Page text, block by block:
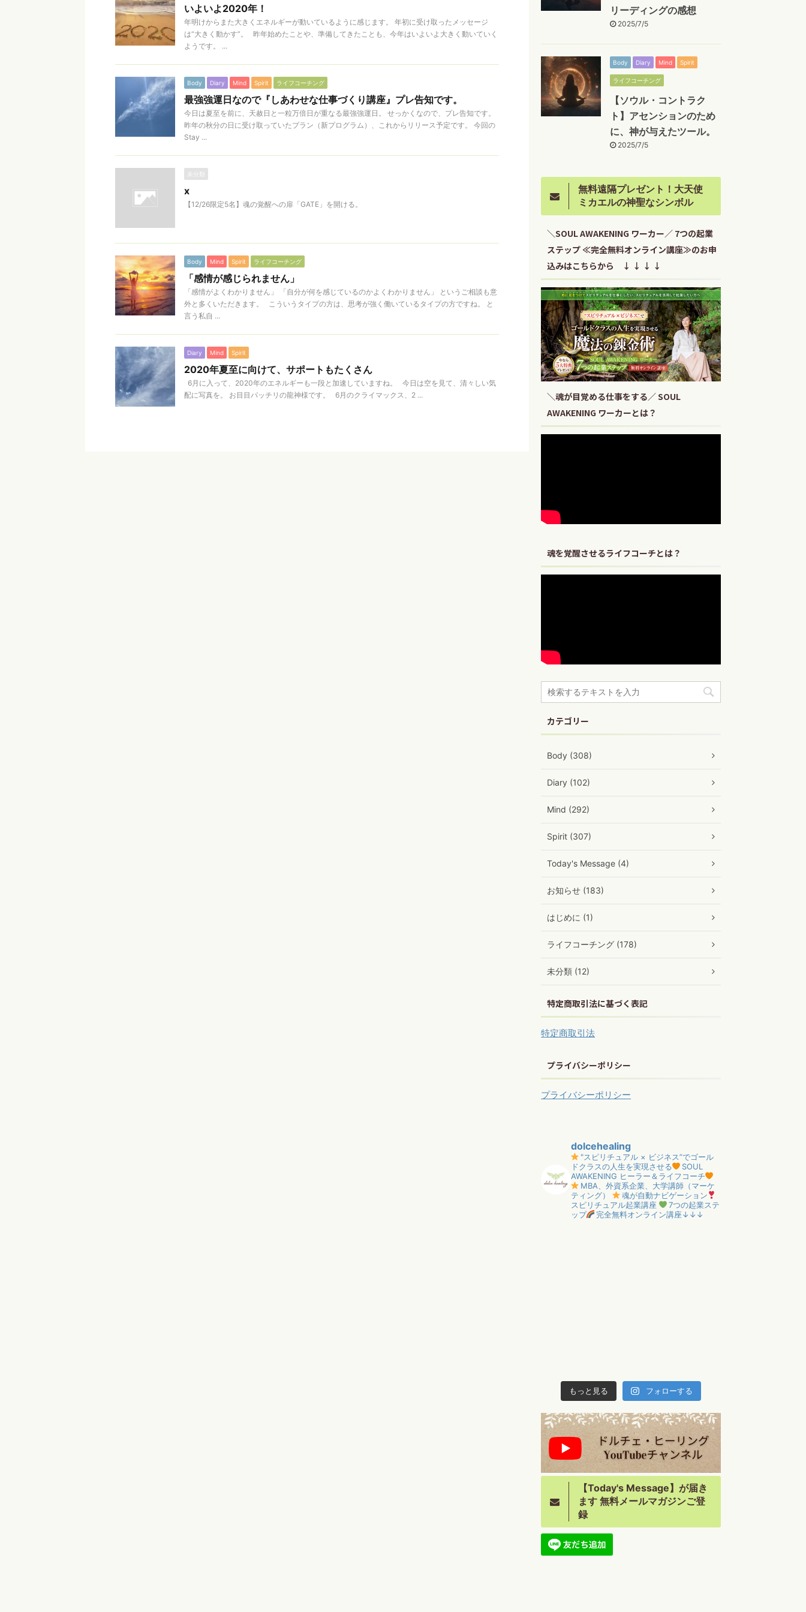
いよいよ2020年！
年明けからまた大きくエネルギーが動いているように感じます。 年初に受け取ったメッセージ
は“大きく動かす”。 昨年始めたことや、準備してきたことも、今年はいよいよ大きく動いていく
ようです。 ...
Body Diary Mind Spirit ライフコーチング
最強強運日なので『しあわせな仕事づくり講座』プレ告知です。
今日は夏至を前に、天赦日と一粒万倍日が重なる最強強運日。 せっかくなので、プレ告知です。
昨年の秋分の日に受け取っていたプラン（新プログラム）、これからリリース予定です。 今回の
Stay ...
未分類
x
【12/26限定5名】魂の覚醒への扉「GATE」を開ける。
Body Mind Spirit ライフコーチング
「感情が感じられません」
「感情がよくわかりません」 「自分が何を感じているのかよくわかりません」 というご相談も意
外と多くいただきます。 こういうタイプの方は、思考が強く働いているタイプの方ですね。 と
言う私自 ...
Diary Mind Spirit
2020年夏至に向けて、サポートもたくさん
6月に入って、2020年のエネルギーも一段と加速していますね。 今日は空を見て、清々しい気
配に写真を。 お目目パッチリの龍神様です。 6月のクライマックス、2 ...
リーディングの感想
2025/7/5
Body Diary Mind Spirit
ライフコーチング
【ソウル・コントラク
ト】アセンションのため
に、神が与えたツール。
2025/7/5
無料遠隔プレゼント！大天使
ミカエルの神聖なシンボル
＼SOUL AWAKENING ワーカー／ 7つの起業
ステップ ≪完全無料オンライン講座≫のお申
込みはこちらから ↓ ↓ ↓ ↓
＼魂が目覚める仕事をする／ SOUL
AWAKENING ワーカーとは？
魂を覚醒させるライフコーチとは？
カテゴリー
Body (308)
Diary (102)
Mind (292)
Spirit (307)
Today's Message (4)
お知らせ (183)
はじめに (1)
ライフコーチング (178)
未分類 (12)
特定商取引法に基づく表記
特定商取引法
プライバシーポリシー
プライバシーポリシー
dolcehealing
"スピリチュアル × ビジネス”でゴール
ドクラスの人生を実現させる
SOUL
AWAKENING ヒーラー＆ライフコーチ
MBA、外資系企業、大学講師（マーケ
ティング）
魂が自動ナビゲーション
スピリチュアル起業講座
7つの起業ステ
ップ
完全無料オンライン講座↓↓↓
もっと見る フォローする
【Today's Message】が届き
ます 無料メールマガジンご登
録